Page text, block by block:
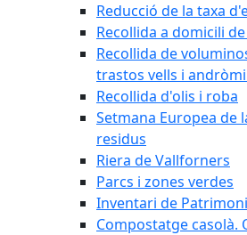
Reducció de la taxa
Recollida a domicili
Recollida de
trastos vells i
Recollida d'olis i roba
Setmana Europea de
residus
Riera de Vallforners
Parcs i zones verdes
Inventari de
Compostatge casolà.